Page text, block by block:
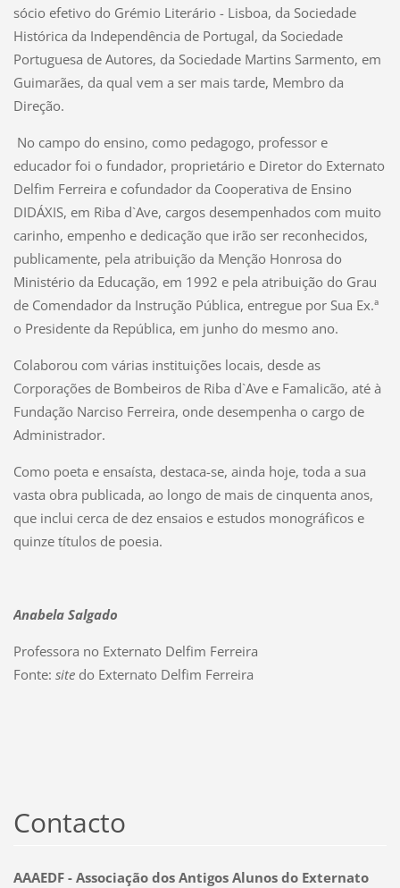
sócio efetivo do Grémio Literário - Lisboa, da Sociedade
Histórica da Independência de Portugal, da Sociedade
Portuguesa de Autores, da Sociedade Martins Sarmento, em
Guimarães, da qual vem a ser mais tarde, Membro da
Direção.
No campo do ensino, como pedagogo, professor e
educador foi o fundador, proprietário e Diretor do Externato
Delfim Ferreira e cofundador da Cooperativa de Ensino
DIDÁXIS, em Riba d`Ave, cargos desempenhados com muito
carinho, empenho e dedicação que irão ser reconhecidos,
publicamente, pela atribuição da Menção Honrosa do
Ministério da Educação, em 1992 e pela atribuição do Grau
de Comendador da Instrução Pública, entregue por Sua Ex.ª
o Presidente da República, em junho do mesmo ano.
Colaborou com várias instituições locais, desde as
Corporações de Bombeiros de Riba d`Ave e Famalicão, até à
Fundação Narciso Ferreira, onde desempenha o cargo de
Administrador.
Como poeta e ensaísta, destaca-se, ainda hoje, toda a sua
vasta obra publicada, ao longo de mais de cinquenta anos,
que inclui cerca de dez ensaios e estudos monográficos e
quinze títulos de poesia.
Anabela Salgado
Professora no Externato Delfim Ferreira
Fonte: site do Externato Delfim Ferreira
Contacto
AAAEDF - Associação dos Antigos Alunos do Externato